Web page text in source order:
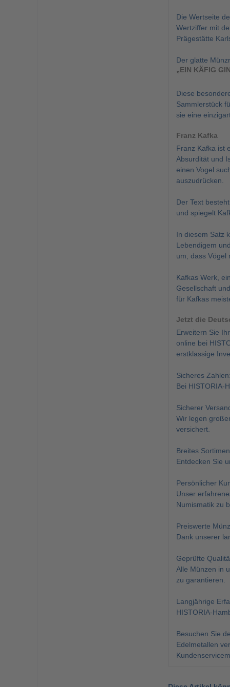
Die Wertseite
Wertziffer mit
Prägestätte
Der glatte
„EIN KÄFIG
Diese
Sammlerstück
sie eine
Franz Kafka
Franz Kafka ist
Absurdität und
einen Vogel
auszudrücken.
Der Text
und spiegelt
In diesem Satz
Lebendigem
um, dass Vögel
Kafkas Werk,
Gesellschaft
für Kafkas
Jetzt die
Erweitern Sie
online bei
erstklassige
Sicheres Zahlen:
Bei HISTORIA-
Sicherer
Wir legen
versichert.
Breites
Entdecken Sie
Persönlicher
Unser
Numismatik zu
Preiswerte
Dank unserer
Geprüfte
Alle Münzen in
zu garantieren.
Langjährige
HISTORIA-
Besuchen Sie
Edelmetallen